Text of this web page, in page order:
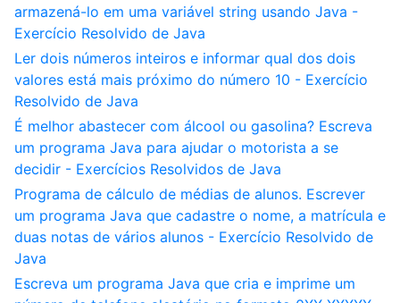
armazená-lo em uma variável string usando Java -
Exercício Resolvido de Java
Ler dois números inteiros e informar qual dos dois
valores está mais próximo do número 10 - Exercício
Resolvido de Java
É melhor abastecer com álcool ou gasolina? Escreva
um programa Java para ajudar o motorista a se
decidir - Exercícios Resolvidos de Java
Programa de cálculo de médias de alunos. Escrever
um programa Java que cadastre o nome, a matrícula e
duas notas de vários alunos - Exercício Resolvido de
Java
Escreva um programa Java que cria e imprime um